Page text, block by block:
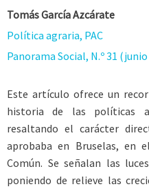
Tomás García Azcárate
Política agraria, PAC
Panorama Social, N.º 31 (junio
Este artículo ofrece un
historia de las políticas
resaltando el carácter
aprobaba en Bruselas, en
Común. Se señalan las
poniendo de relieve las